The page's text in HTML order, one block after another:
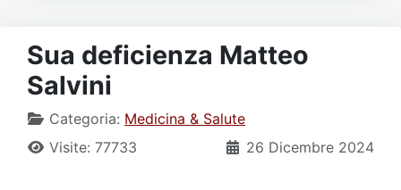
Sua deficienza Matteo
Salvini
Categoria: Medicina & Salute
26 Dicembre 2024
Visite: 77733